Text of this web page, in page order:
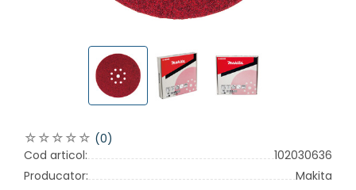
(0)
Cod articol:
102030636
Producator:
Makita